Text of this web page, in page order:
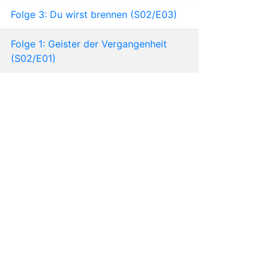
Folge 3: Du wirst brennen (S02/E03)
Folge 1: Geister der Vergangenheit
(S02/E01)